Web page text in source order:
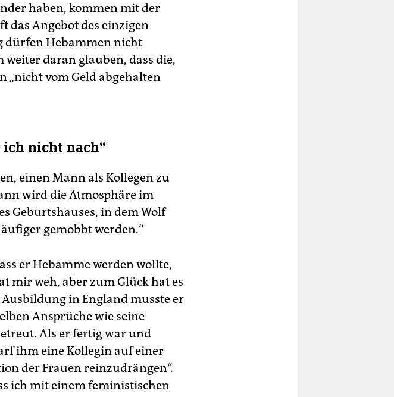
haben, kommen mit der
das Angebot des einzigen
dürfen Hebammen nicht
daran glauben, dass die,
„nicht vom Geld abgehalten
ich nicht nach“
einen Mann als Kollegen zu
wird die Atmosphäre im
Geburtshauses, in dem Wolf
gemobbt werden.“
er Hebamme werden wollte,
mir weh, aber zum Glück hat es
in England musste er
Ansprüche wie seine
Als er fertig war und
ihm eine Kollegin auf einer
der Frauen reinzudrängen“.
ich mit einem feministischen